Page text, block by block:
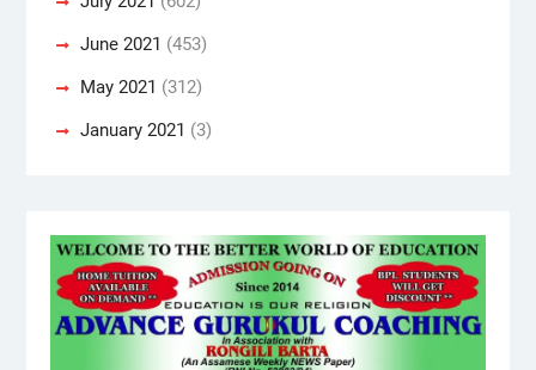
June 2021 (453)
May 2021 (312)
January 2021 (3)